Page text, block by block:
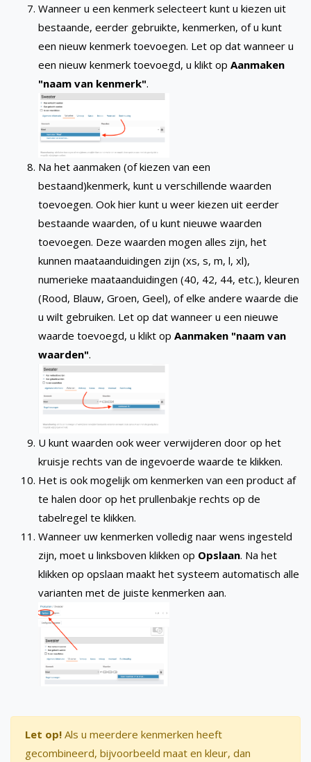
Wanneer u een kenmerk selecteert kunt u kiezen uit
bestaande, eerder gebruikte, kenmerken, of u kunt
een nieuw kenmerk toevoegen. Let op dat wanneer u
een nieuw kenmerk toevoegd, u klikt op Aanmaken
"naam van kenmerk".
Na het aanmaken (of kiezen van een
bestaand)kenmerk, kunt u verschillende waarden
toevoegen. Ook hier kunt u weer kiezen uit eerder
bestaande waarden, of u kunt nieuwe waarden
toevoegen. Deze waarden mogen alles zijn, het
kunnen maataanduidingen zijn (xs, s, m, l, xl),
numerieke maataanduidingen (40, 42, 44, etc.), kleuren
(Rood, Blauw, Groen, Geel), of elke andere waarde die
u wilt gebruiken. Let op dat wanneer u een nieuwe
waarde toevoegd, u klikt op Aanmaken "naam van
waarden".
U kunt waarden ook weer verwijderen door op het
kruisje rechts van de ingevoerde waarde te klikken.
Het is ook mogelijk om kenmerken van een product af
te halen door op het prullenbakje rechts op de
tabelregel te klikken.
Wanneer uw kenmerken volledig naar wens ingesteld
zijn, moet u linksboven klikken op Opslaan. Na het
klikken op opslaan maakt het systeem automatisch alle
varianten met de juiste kenmerken aan.
Let op! Als u meerdere kenmerken heeft
gecombineerd, bijvoorbeeld maat en kleur, dan